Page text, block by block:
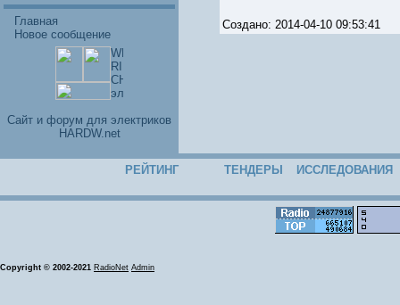
Главная
Новое сообщение
Cайт и форум для электриков
HARDW.net
Создано: 2014-04-10 09:53:41
РЕЙТИНГ ТЕНДЕРЫ ИССЛЕДОВАНИЯ
Copyright © 2002-2021 RadioNet Admin